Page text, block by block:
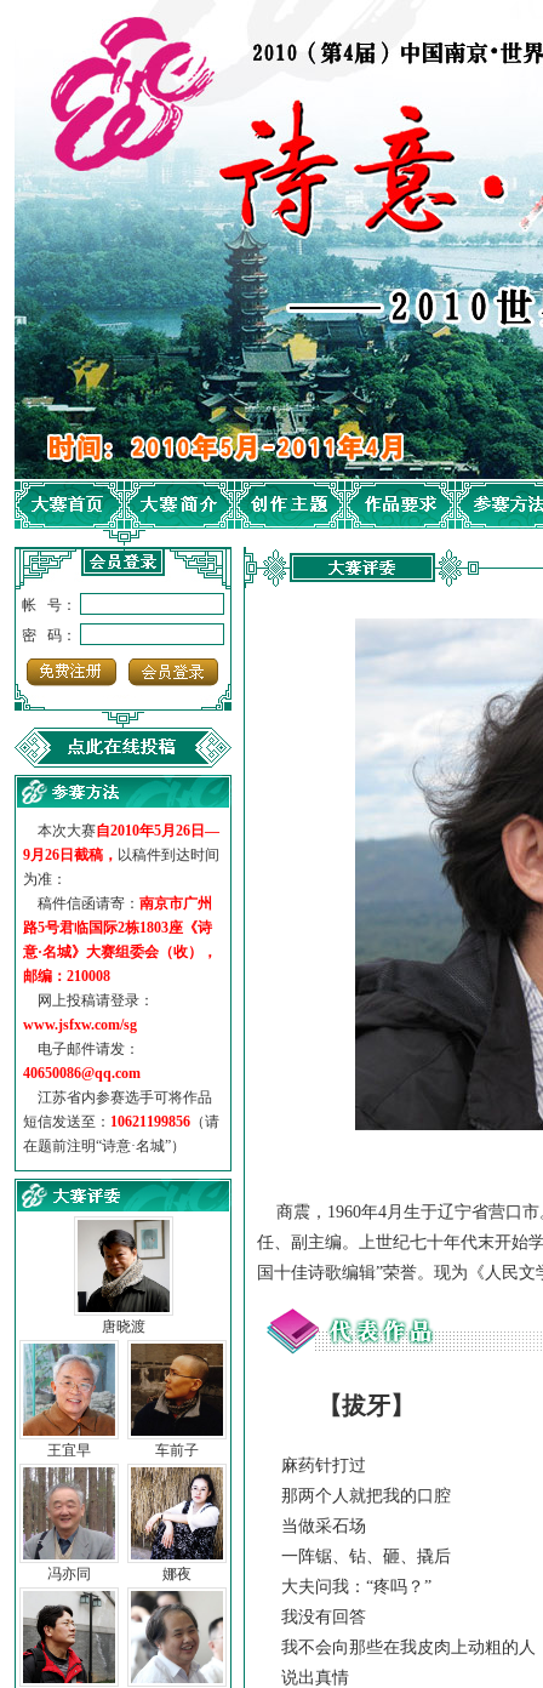
帐 号：
密 码：
本次大赛自2010年5月26日—
9月26日截稿， 以稿件到达时间
为准：
稿件信函请寄： 南京市广州
路5号君临国际2栋1803座《诗
意·名城》大赛组委会（收），
邮编：210008
网上投稿请登录：
www.jsfxw.com/sg
电子邮件请发：
40650086@qq.com
江苏省内参赛选手可将作品
短信发送至： 10621199856 （请
在题前注明“诗意·名城”）
唐晓渡
王宜早 车前子
冯亦同 娜夜
商震，1960年4月生于辽宁省营口
任、副主编。上世纪七十年代末开始
国十佳诗歌编辑”荣誉。现为《人民文
【拔牙】
麻药针打过
那两个人就把我的口腔
当做采石场
一阵锯、钻、砸、撬后
大夫问我：“疼吗？”
我没有回答
我不会向那些在我皮肉上动粗的人
说出真情